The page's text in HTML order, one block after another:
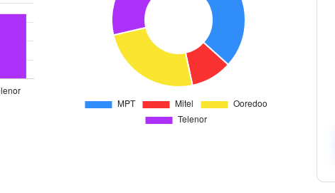
Authentication API
Verifique a los usuarios de manera eficiente a través de
la comunicación multicanal con una API versátil.
HLR Lookup
Valida números para un enrutamientopreciso de